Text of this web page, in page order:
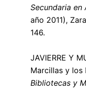
Secundaria en
año 2011),
146.
JAVIERRE Y
Marcillas y los
Bibliotecas y